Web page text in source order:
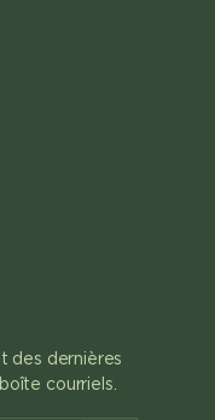
des dernières
courriels.